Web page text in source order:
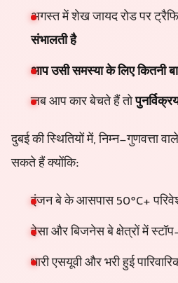
अगस्त में शेख जायद रोड पर
संभालती है
आप उसी समस्या के लिए कितनी
जब आप कार बेचते हैं तो
दुबई की स्थितियों में, निम्न-गुणवत्ता
सकते हैं क्योंकि:
इंजन बे के आसपास 50°C+
हेसा और बिजनेस बे क्षेत्रों में
भारी एसयूवी और भरी हुई